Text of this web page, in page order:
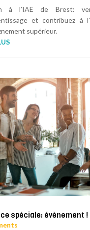
à l’IAE de Brest:
et contribuez à
supérieur.
spéciale: évènement !